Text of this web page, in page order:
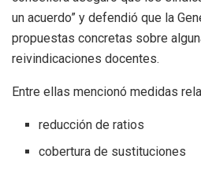
un acuerdo” y defendió que la
propuestas concretas sobre
reivindicaciones docentes.
Entre ellas mencionó medidas
reducción de ratios
cobertura de sustituciones